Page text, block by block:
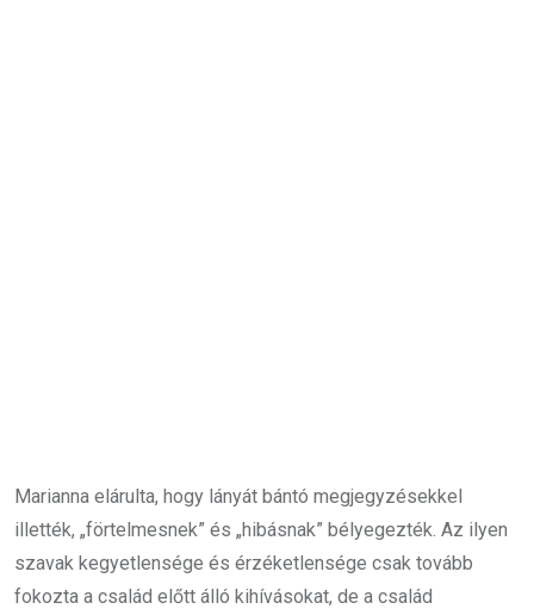
Marianna elárulta, hogy lányát bántó megjegyzésekkel
illették, „förtelmesnek” és „hibásnak” bélyegezték. Az ilyen
szavak kegyetlensége és érzéketlensége csak tovább
fokozta a család előtt álló kihívásokat, de a család